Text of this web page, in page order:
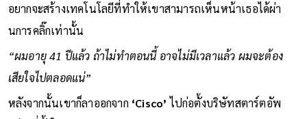
อยากจะสร้างเทคโนโลยีที่ทำให้เขาสามารถเห็นหน้าเธอได้ผ่า
นการคลิ๊กเท่านั้น
“ผมอายุ 41 ปีแล้ว ถ้าไม่ทำตอนนี้ อาจไม่มีเวลาแล้ว ผมจะต้อง
เสียใจไปตลอดแน่”
หลังจากนั้นเขาก็ลาออกจาก ‘Cisco’ ไปก่อตั้งบริษัทสตาร์ตอัพ